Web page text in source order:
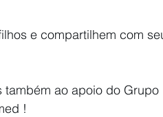
e compartilhem com
também ao apoio do
!